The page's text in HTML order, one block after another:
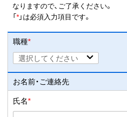
先輩の声
お知らせ
NEWS
香川県高松市一宮町903番地1
なりますので、ご了承ください。
「*」は必須入力項目です。
職種*
お名前・ご連絡先
氏名*